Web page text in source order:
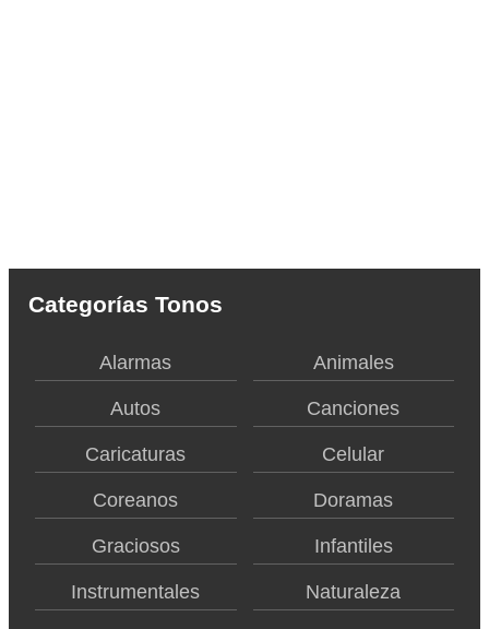
Categorías Tonos
Alarmas Animales
Autos Canciones
Caricaturas Celular
Coreanos Doramas
Graciosos Infantiles
Instrumentales Naturaleza